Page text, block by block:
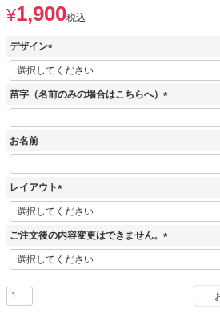
¥1,900税込
デザイン
(
必
須
)
苗字（名前のみの場合はこちらへ）
(
必
)
お名前
レイアウト
(
必
須
)
ご注文後の内容変更はできません。
(
必